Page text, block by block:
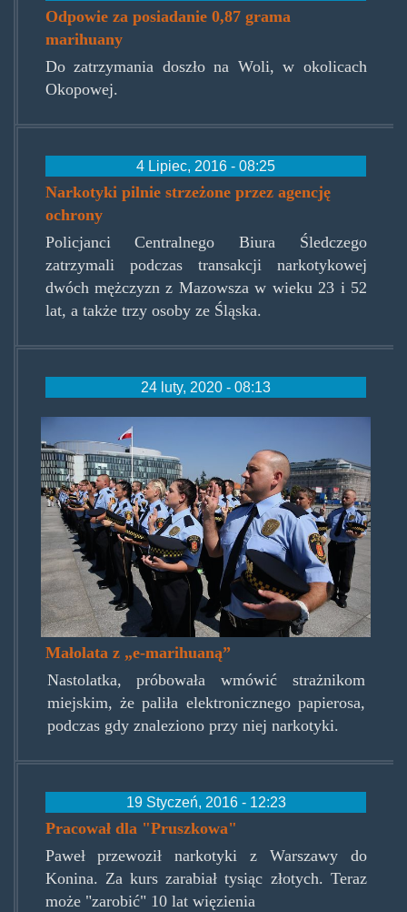
Odpowie za posiadanie 0,87 grama
marihuany
Do zatrzymania doszło na Woli, w okolicach
Okopowej.
4 Lipiec, 2016 - 08:25
Narkotyki pilnie strzeżone przez agencję
ochrony
Policjanci Centralnego Biura Śledczego
zatrzymali podczas transakcji narkotykowej
dwóch mężczyzn z Mazowsza w wieku 23 i 52
lat, a także trzy osoby ze Śląska.
24 luty, 2020 - 08:13
strasz.jpg
Małolata z „e-marihuaną”
Nastolatka, próbowała wmówić strażnikom
miejskim, że paliła elektronicznego papierosa,
podczas gdy znaleziono przy niej narkotyki.
19 Styczeń, 2016 - 12:23
Pracował dla "Pruszkowa"
Paweł przewoził narkotyki z Warszawy do
Konina. Za kurs zarabiał tysiąc złotych. Teraz
może "zarobić" 10 lat więzienia